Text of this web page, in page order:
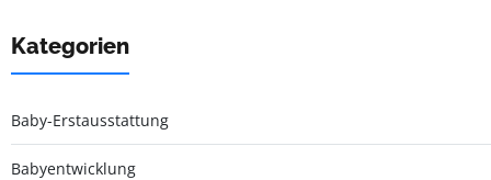
Kategorien
Baby-Erstausstattung
Babyentwicklung